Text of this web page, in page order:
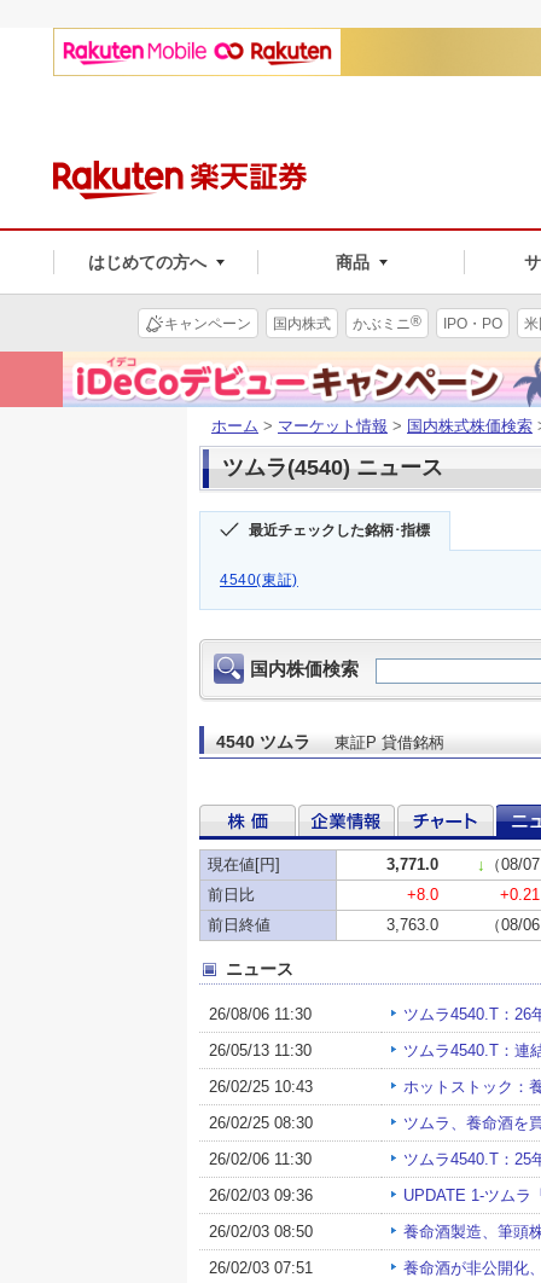
はじめての方へ 商品
キャンペーン 国内株式 かぶミニ® IPO・PO
ホーム > マーケット情報 > 国内株式株価検索
ツムラ(4540) ニュース
最近チェックした銘柄･指標
4540(東証)